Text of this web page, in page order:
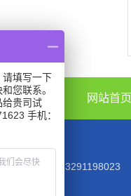
网站首页
MOB:13291198023
请填写一下
您联系。
给贵司试
手机：